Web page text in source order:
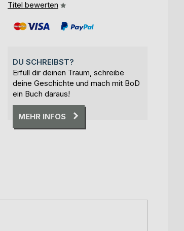
Titel bewerten
DU SCHREIBST?
Erfüll dir deinen Traum, schreibe
deine Geschichte und mach mit BoD
ein Buch daraus!
MEHR INFOS